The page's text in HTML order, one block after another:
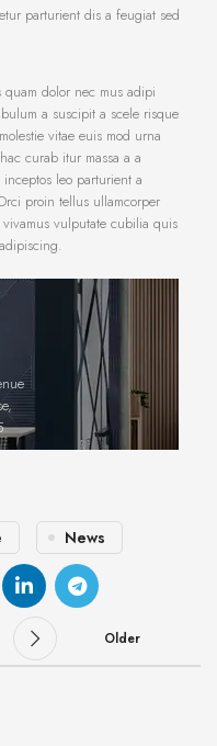
parturient dis a feugiat sed
dolor nec mus adipi
a suscipit a scele risque
vitae euis mod urna
curab itur massa a a
leo parturient a
proin tellus ullamcorper
vulputate cubilia quis
News
Older